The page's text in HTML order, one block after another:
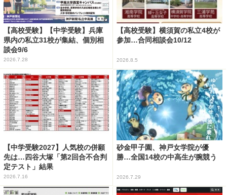
【高校受験】【中学受験】兵庫
県内の私立31校が集結、個別相
談会9/6
2026.7.28
【高校受験】横須賀の私立4校が
参加…合同相談会10/12
2026.8.5
【中学受験2027】人気校の併願
先は…四谷大塚「第2回合不合判
定テスト」結果
2026.7.16
砂金甲子園、神戸女学院が優
勝…全国14校の中高生が腕競う
2026.7.29